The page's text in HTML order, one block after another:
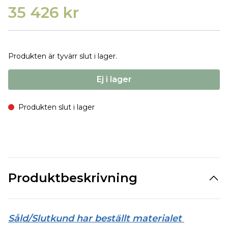
35 426 kr
Produkten är tyvärr slut i lager.
Ej i lager
Produkten slut i lager
Produktbeskrivning
Såld/Slutkund har beställt materialet